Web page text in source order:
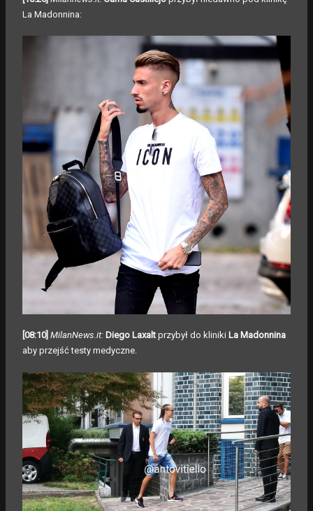
La Madonnina:
[08:10] MilanNews.it: Diego Laxalt przybył do kliniki La Madonnina
aby przejść testy medyczne.